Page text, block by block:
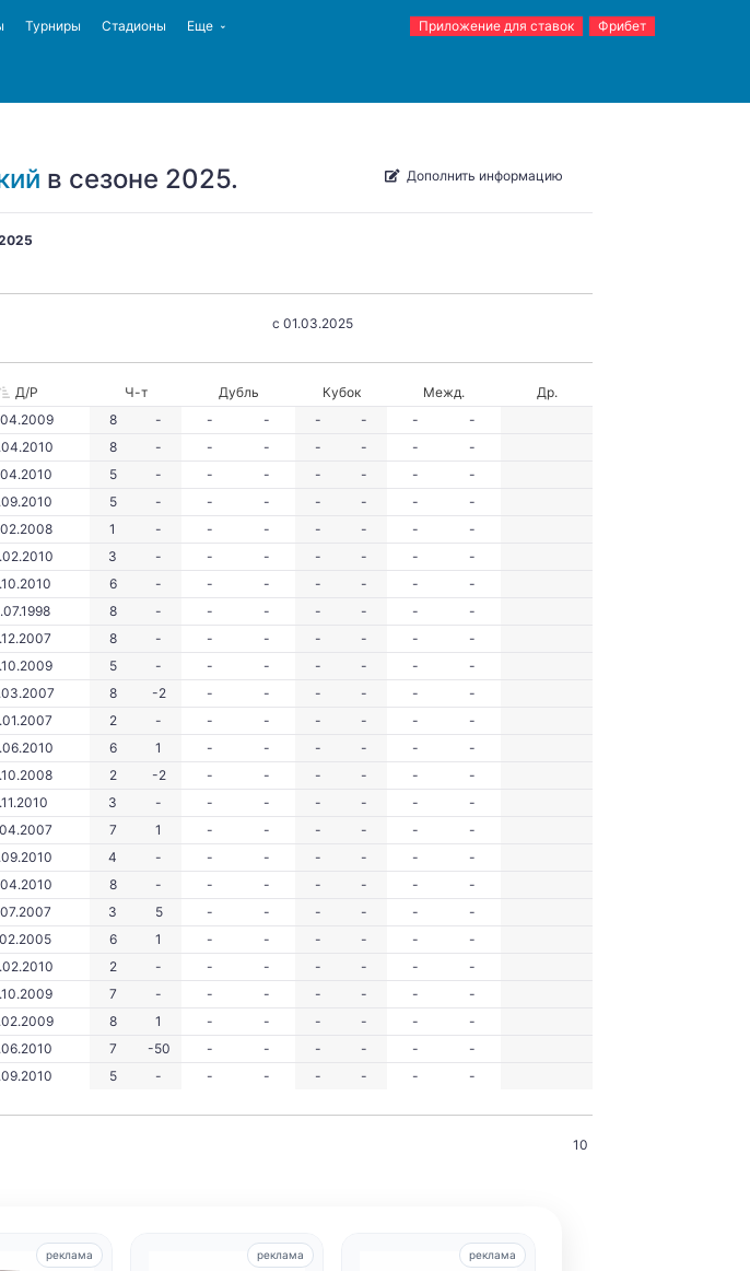
Турниры Стадионы Еще Приложение для ставок Фрибет
в сезоне 2025. Дополнить информацию
c 01.03.2025
Д/Р Ч-т Дубль Кубок Межд.
Др.
8 - - - - - -
-
8 - - - - - -
-
5 - - - - - -
-
5 - - - - - -
-
1 - - - - - -
-
3 - - - - - -
-
6 - - - - - -
-
8 - - - - - -
-
8 - - - - - -
-
5 - - - - - -
-
8 -2 - - - - -
-
2 - - - - - -
-
6 1 - - - - -
-
2 -2 - - - - -
-
3 - - - - - -
-
7 1 - - - - -
-
4 - - - - - -
-
8 - - - - - -
-
3 5 - - - - -
-
6 1 - - - - -
-
2 - - - - - -
-
7 - - - - - -
-
8 1 - - - - -
-
7 -50 - - - - -
-
5 - - - - - - -
10
реклама реклама реклама